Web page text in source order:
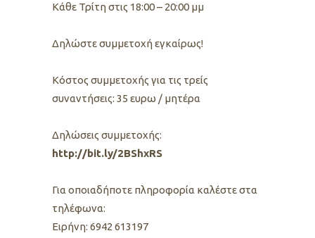
Kάθε Τρίτη στις 18:00 – 20:00 μμ
Δηλώστε συμμετοχή εγκαίρως!
Kόστος συμμετοχής για τις τρείς
συναντήσεις: 35 ευρω / μητέρα
Δηλώσεις συμμετοχής:
http://bit.ly/2BShxRS
Για οποιαδήποτε πληροφορία καλέστε στα
τηλέφωνα:
Ειρήνη: 6942 613197